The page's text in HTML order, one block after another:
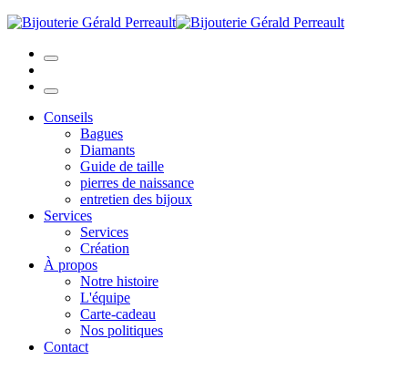
Conseils
Bagues
Diamants
Guide de taille
pierres de naissance
entretien des bijoux
Services
Services
Création
À propos
Notre histoire
L'équipe
Carte-cadeau
Nos politiques
Contact